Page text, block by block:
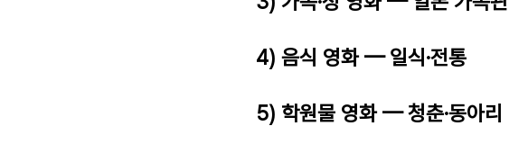
4) 음식 영화 — 일식·전통
5) 학원물 영화 — 청춘·동아리